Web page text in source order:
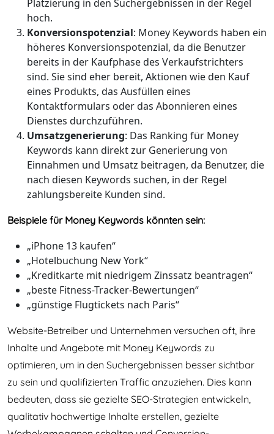
Platzierung in den Suchergebnissen in der Regel
hoch.
Konversionspotenzial: Money Keywords haben ein
höheres Konversionspotenzial, da die Benutzer
bereits in der Kaufphase des Verkaufstrichters
sind. Sie sind eher bereit, Aktionen wie den Kauf
eines Produkts, das Ausfüllen eines
Kontaktformulars oder das Abonnieren eines
Dienstes durchzuführen.
Umsatzgenerierung: Das Ranking für Money
Keywords kann direkt zur Generierung von
Einnahmen und Umsatz beitragen, da Benutzer, die
nach diesen Keywords suchen, in der Regel
zahlungsbereite Kunden sind.
Beispiele für Money Keywords könnten sein:
„iPhone 13 kaufen“
„Hotelbuchung New York“
„Kreditkarte mit niedrigem Zinssatz beantragen“
„beste Fitness-Tracker-Bewertungen“
„günstige Flugtickets nach Paris“
Website-Betreiber und Unternehmen versuchen oft, ihre
Inhalte und Angebote mit Money Keywords zu
optimieren, um in den Suchergebnissen besser sichtbar
zu sein und qualifizierten Traffic anzuziehen. Dies kann
bedeuten, dass sie gezielte SEO-Strategien entwickeln,
qualitativ hochwertige Inhalte erstellen, gezielte